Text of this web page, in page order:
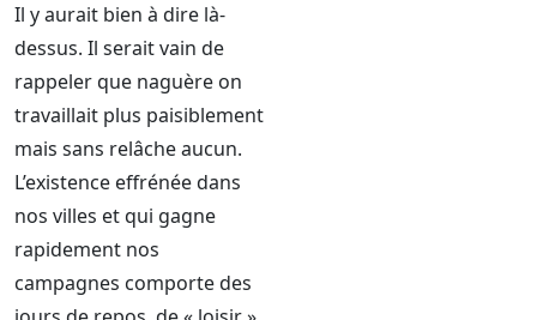
Il y aurait bien à dire là-
dessus. Il serait vain de
rappeler que naguère on
travaillait plus paisiblement
mais sans relâche aucun.
L’existence effrénée dans
nos villes et qui gagne
rapidement nos
campagnes comporte des